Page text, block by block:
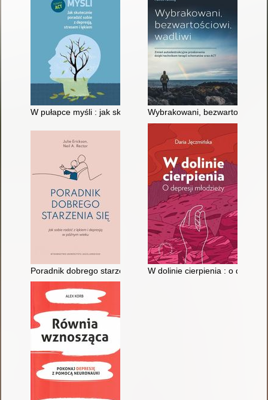
W pułapce myśli : jak skutecznie poradzić sobie z depresją,
Wybrakowani, bezwartościowi,
Poradnik dobrego starzenia się : jak sobie radzić z lękiem i
W dolinie cierpienia : o depresji